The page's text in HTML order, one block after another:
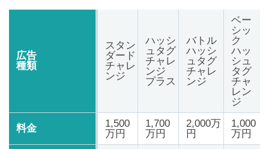
広告
種類
スタン
ダード
チャレ
ンジ
ハッシ
ュタグ
チャレ
ンジ
プラス
バトル
ハッシ
ュタグ
チャレ
ンジ
ベー
シッ
ク
ハッ
シュ
タグ
チャ
レン
ジ
料金
1,500
万円
1,700
万円
2,000万
円
1,000
万円